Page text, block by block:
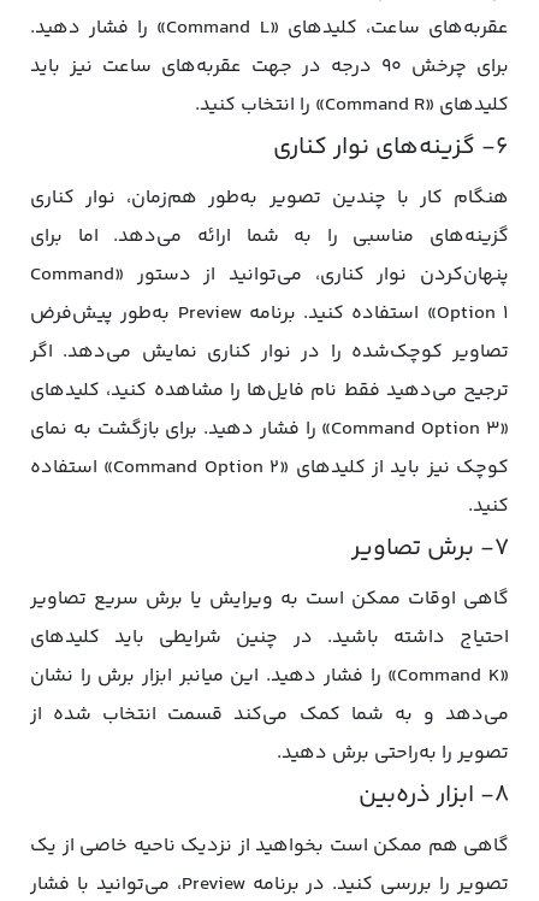
عقربه‌های ساعت، کلیدهای «Command L» را فشار دهید.
برای چرخش ۹۰ درجه در جهت عقربه‌های ساعت نیز باید
کلیدهای «Command R» را انتخاب کنید.
۶- گزینه‌های نوار کناری
هنگام کار با چندین تصویر به‌طور هم‌زمان، نوار کناری
گزینه‌های مناسبی را به شما ارائه می‌دهد. اما برای
پنهان‌کردن نوار کناری، می‌توانید از دستور «Command
Option 1» استفاده کنید. برنامه Preview به‌طور پیش‌فرض
تصاویر کوچک‌شده را در نوار کناری نمایش می‌دهد. اگر
ترجیح می‌دهید فقط نام فایل‌ها را مشاهده کنید، کلیدهای
«Command Option 3» را فشار دهید. برای بازگشت به نمای
کوچک نیز باید از کلیدهای «Command Option 2» استفاده
کنید‌.
۷- برش تصاویر
گاهی اوقات ممکن است به ویرایش یا برش سریع تصاویر
احتیاج داشته باشید. در چنین شرایطی باید کلیدهای
«Command K» را فشار دهید. این میانبر ابزار برش را نشان
می‌دهد و به شما کمک می‌کند قسمت انتخاب شده از
تصویر را به‌راحتی برش دهید.
۸- ابزار ذره‌بین
گاهی هم ممکن است بخواهید از نزدیک ناحیه خاصی از یک
تصویر را بررسی کنید. در برنامه Preview، می‌توانید با فشار